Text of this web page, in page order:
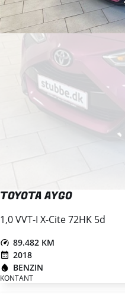
TOYOTA AYGO
1,0 VVT-I X-Cite 72HK 5d
89.482 KM
2018
BENZIN
KONTANT